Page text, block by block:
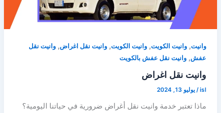
وانيت,وانيت الكويت,وانيت الكويت,وانيت نقل اغراض,وانيت نقل
عفش,وانيت نقل عفش بالكويت
وانيت نقل اغراض
isl
/يوليو 13, 2024
ماذا تعتبر خدمة وانيت نقل أغراض ضرورية في حياتنا اليومية؟